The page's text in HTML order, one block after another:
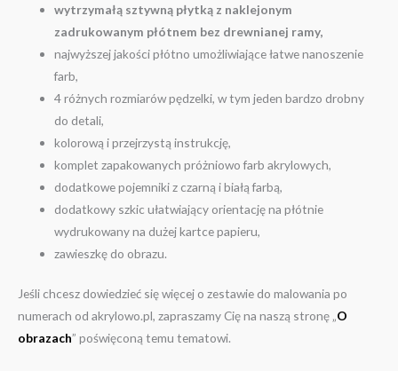
wytrzymałą sztywną płytką z naklejonym
zadrukowanym płótnem bez drewnianej ramy,
najwyższej jakości płótno umożliwiające łatwe nanoszenie
farb,
4 różnych rozmiarów pędzelki, w tym jeden bardzo drobny
do detali,
kolorową i przejrzystą instrukcję,
komplet zapakowanych próżniowo farb akrylowych,
dodatkowe pojemniki z czarną i białą farbą,
dodatkowy szkic ułatwiający orientację na płótnie
wydrukowany na dużej kartce papieru,
zawieszkę do obrazu.
Jeśli chcesz dowiedzieć się więcej o zestawie do malowania po
numerach od akrylowo.pl, zapraszamy Cię na naszą stronę „O
obrazach” poświęconą temu tematowi.